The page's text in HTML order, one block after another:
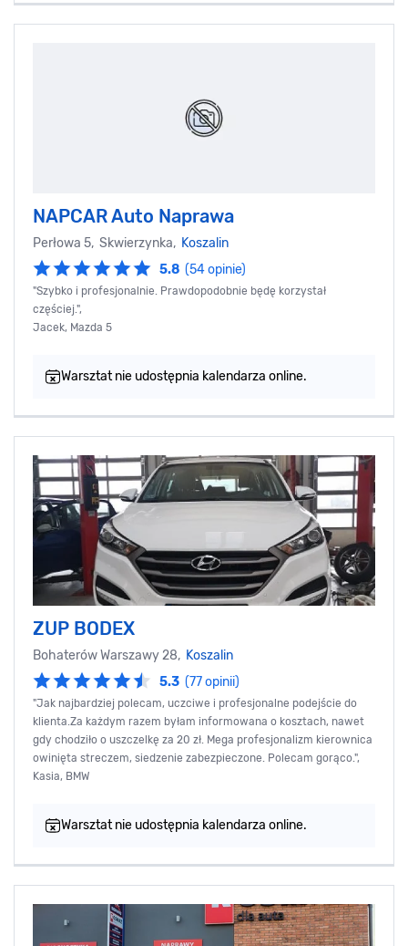
NAPCAR Auto Naprawa
Perłowa 5, Skwierzynka, Koszalin
5.8 (54 opinie)
"Szybko i profesjonalnie. Prawdopodobnie będę korzystał
częściej.",
Jacek, Mazda 5
Warsztat nie udostępnia kalendarza online.
ZUP BODEX
Bohaterów Warszawy 28, Koszalin
5.3 (77 opinii)
"Jak najbardziej polecam, uczciwe i profesjonalne podejście do
klienta.Za każdym razem byłam informowana o kosztach, nawet
gdy chodziło o uszczelkę za 20 zł. Mega profesjonalizm kierownica
owinięta streczem, siedzenie zabezpieczone. Polecam gorąco.",
Kasia, BMW
Warsztat nie udostępnia kalendarza online.